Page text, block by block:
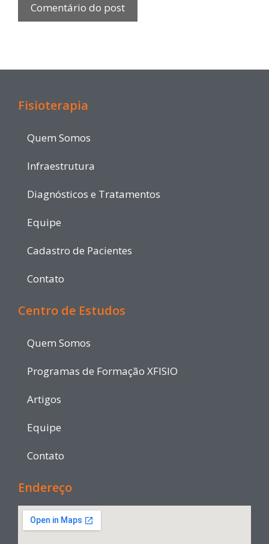
Fisioterapia
Quem Somos
Infraestrutura
Diagnósticos e Tratamentos
Equipe
Cadastro de Pacientes
Contato
Centro de Estudos
Quem Somos
Programas de Formação XFISIO
Artigos
Equipe
Contato
Endereço